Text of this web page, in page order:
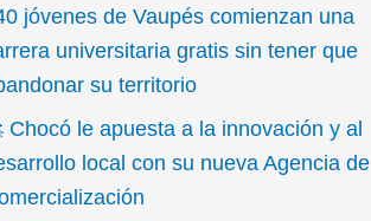
e
b
o
k
t
t
e
t
u
t
a
a
m
n
-
a
i
jóvenes de Vaupés comienzan una
universitaria gratis sin tener que
su territorio
Chocó le apuesta a la innovación y al
local con su nueva Agencia de